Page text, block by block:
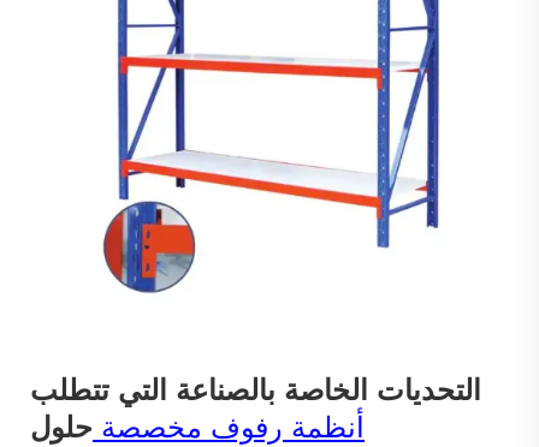
التحديات الخاصة بالصناعة التي تتطلب
أنظمة رفوف مخصصة حلول